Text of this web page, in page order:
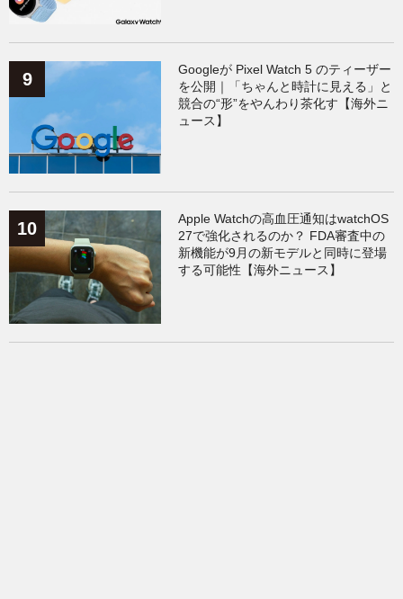
Googleが Pixel Watch 5 のティーザー
を公開｜「ちゃんと時計に見える」と
競合の“形”をやんわり茶化す【海外ニ
ュース】
Apple Watchの高血圧通知はwatchOS
27で強化されるのか？ FDA審査中の
新機能が9月の新モデルと同時に登場
する可能性【海外ニュース】